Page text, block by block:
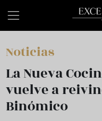
Noticias
La Nueva
vuelve a
Binómico